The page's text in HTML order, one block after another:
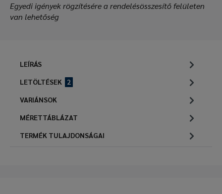
Egyedi igények rögzítésére a rendelésösszesítő felületen
van lehetőség
LEÍRÁS
LETÖLTÉSEK
2
VARIÁNSOK
MÉRETTÁBLÁZAT
TERMÉK TULAJDONSÁGAI